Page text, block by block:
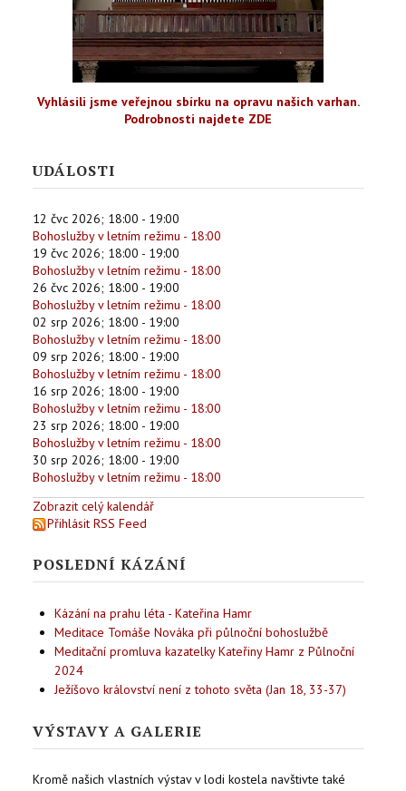
Vyhlásili jsme veřejnou sbírku na opravu našich varhan.
Podrobnosti najdete ZDE
UDÁLOSTI
12 čvc 2026; 18:00 - 19:00
Bohoslužby v letním režimu - 18:00
19 čvc 2026; 18:00 - 19:00
Bohoslužby v letním režimu - 18:00
26 čvc 2026; 18:00 - 19:00
Bohoslužby v letním režimu - 18:00
02 srp 2026; 18:00 - 19:00
Bohoslužby v letním režimu - 18:00
09 srp 2026; 18:00 - 19:00
Bohoslužby v letním režimu - 18:00
16 srp 2026; 18:00 - 19:00
Bohoslužby v letním režimu - 18:00
23 srp 2026; 18:00 - 19:00
Bohoslužby v letním režimu - 18:00
30 srp 2026; 18:00 - 19:00
Bohoslužby v letním režimu - 18:00
Zobrazit celý kalendář
Přihlásit RSS Feed
POSLEDNÍ KÁZÁNÍ
Kázání na prahu léta - Kateřina Hamr
Meditace Tomáše Nováka při půlnoční bohoslužbě
Meditační promluva kazatelky Kateřiny Hamr z Půlnoční
2024
Ježíšovo království není z tohoto světa (Jan 18, 33-37)
VÝSTAVY A GALERIE
Kromě našich vlastních výstav v lodi kostela navštivte také